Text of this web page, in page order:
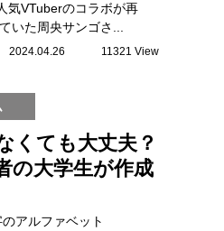
気VTuberのコラボが再
いた周央サンゴさ...
2024.04.26 11321 View
くても大丈夫？
の大学生が作成
アルファベット